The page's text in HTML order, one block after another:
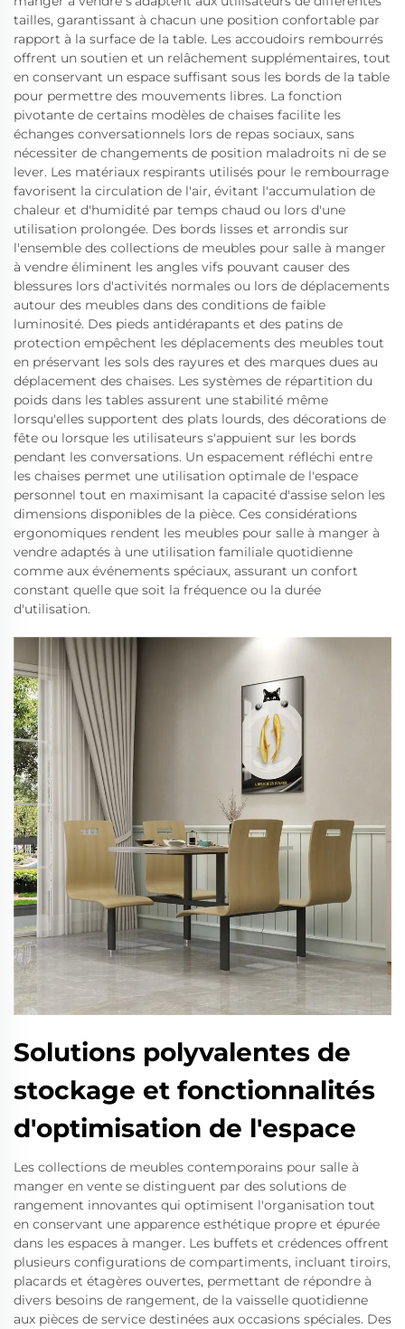
tailles, garantissant à chacun une position confortable par
rapport à la surface de la table. Les accoudoirs rembourrés
offrent un soutien et un relâchement supplémentaires, tout
en conservant un espace suffisant sous les bords de la table
pour permettre des mouvements libres. La fonction
pivotante de certains modèles de chaises facilite les
échanges conversationnels lors de repas sociaux, sans
nécessiter de changements de position maladroits ni de se
lever. Les matériaux respirants utilisés pour le rembourrage
favorisent la circulation de l'air, évitant l'accumulation de
chaleur et d'humidité par temps chaud ou lors d'une
utilisation prolongée. Des bords lisses et arrondis sur
l'ensemble des collections de meubles pour salle à manger
à vendre éliminent les angles vifs pouvant causer des
blessures lors d'activités normales ou lors de déplacements
autour des meubles dans des conditions de faible
luminosité. Des pieds antidérapants et des patins de
protection empêchent les déplacements des meubles tout
en préservant les sols des rayures et des marques dues au
déplacement des chaises. Les systèmes de répartition du
poids dans les tables assurent une stabilité même
lorsqu'elles supportent des plats lourds, des décorations de
fête ou lorsque les utilisateurs s'appuient sur les bords
pendant les conversations. Un espacement réfléchi entre
les chaises permet une utilisation optimale de l'espace
personnel tout en maximisant la capacité d'assise selon les
dimensions disponibles de la pièce. Ces considérations
ergonomiques rendent les meubles pour salle à manger à
vendre adaptés à une utilisation familiale quotidienne
comme aux événements spéciaux, assurant un confort
constant quelle que soit la fréquence ou la durée
d'utilisation.
Solutions polyvalentes de
stockage et fonctionnalités
d'optimisation de l'espace
Les collections de meubles contemporains pour salle à
manger en vente se distinguent par des solutions de
rangement innovantes qui optimisent l'organisation tout
en conservant une apparence esthétique propre et épurée
dans les espaces à manger. Les buffets et crédences offrent
plusieurs configurations de compartiments, incluant tiroirs,
placards et étagères ouvertes, permettant de répondre à
divers besoins de rangement, de la vaisselle quotidienne
aux pièces de service destinées aux occasions spéciales. Des